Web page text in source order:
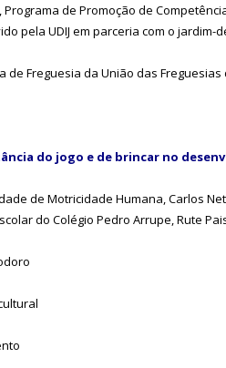
de Promoção de
pela UDIJ em parceria com o
de Freguesia da União das
do jogo e de brincar no
de Motricidade Humana, Carlos
do Colégio Pedro Arrupe, Rute